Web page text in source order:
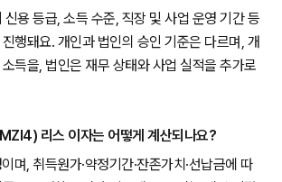
용 등급, 소득 수준, 직장 및 사업 운영 기간 등
행돼요. 개인과 법인의 승인 기준은 다르며, 개
득을, 법인은 재무 상태와 사업 실적을 추가로
리스 이자는 어떻게 계산되나요?
며, 취득원가·약정기간·잔존가치·선납금에 따